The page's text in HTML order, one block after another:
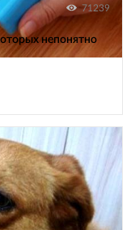
71239
непонятно